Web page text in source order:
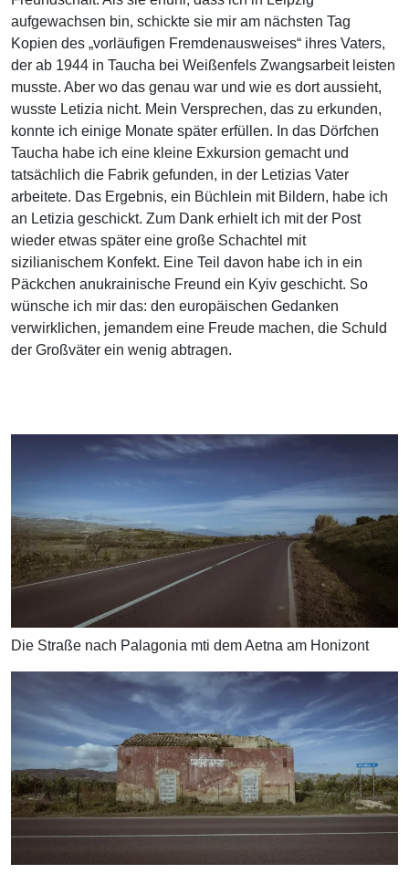
aufgewachsen bin, schickte sie mir am nächsten Tag
Kopien des „vorläufigen Fremdenausweises“ ihres Vaters,
der ab 1944 in Taucha bei Weißenfels Zwangsarbeit leisten
musste. Aber wo das genau war und wie es dort aussieht,
wusste Letizia nicht. Mein Versprechen, das zu erkunden,
konnte ich einige Monate später erfüllen. In das Dörfchen
Taucha habe ich eine kleine Exkursion gemacht und
tatsächlich die Fabrik gefunden, in der Letizias Vater
arbeitete. Das Ergebnis, ein Büchlein mit Bildern, habe ich
an Letizia geschickt. Zum Dank erhielt ich mit der Post
wieder etwas später eine große Schachtel mit
sizilianischem Konfekt. Eine Teil davon habe ich in ein
Päckchen anukrainische Freund ein Kyiv geschicht. So
wünsche ich mir das: den europäischen Gedanken
verwirklichen, jemandem eine Freude machen, die Schuld
der Großväter ein wenig abtragen.
Die Straße nach Palagonia mti dem Aetna am Honizont